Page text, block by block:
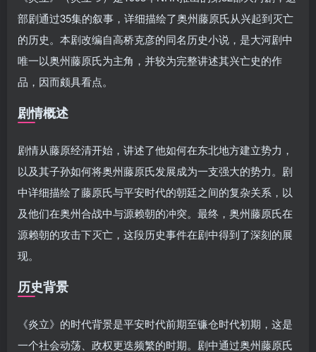
部剧通过35集的叙事，详细描绘了奥州藤原氏从兴起到灭亡
的历史。本剧改编自高桥克彦的同名历史小说，是大河剧中
唯一以奥州藤原氏为主角，并较为完整讲述其兴亡史的作
品，因而颇具看点。
剧情概述
剧情从藤原经清开始，讲述了他如何在东北地方建立势力，
以及其子孙如何将奥州藤原氏发展成为一支强大的势力。剧
中详细描绘了藤原氏与平安时代的朝廷之间的复杂关系，以
及他们在奥州合战中与源赖朝的冲突。最终，奥州藤原氏在
源赖朝的攻击下灭亡，这段历史事件在剧中得到了深刻的展
现。
历史背景
《炎立》的时代背景是平安时代前期至镰仓时代初期，这是
一个社会动荡、政权更迭频繁的时期。剧中通过奥州藤原氏